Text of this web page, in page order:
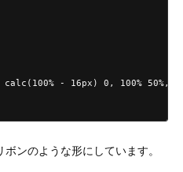
- 16px) 0, 100% 50%,
ンのような形にしています。